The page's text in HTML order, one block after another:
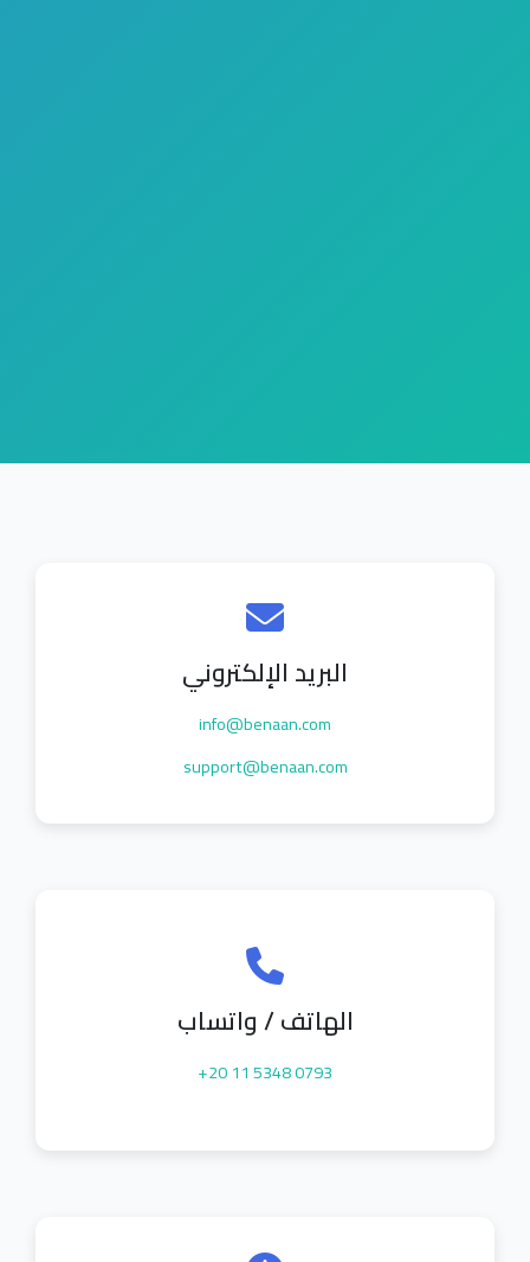
البريد الإلكتروني
info@benaan.com
support@benaan.com
الهاتف / واتساب
+20 11 5348 0793